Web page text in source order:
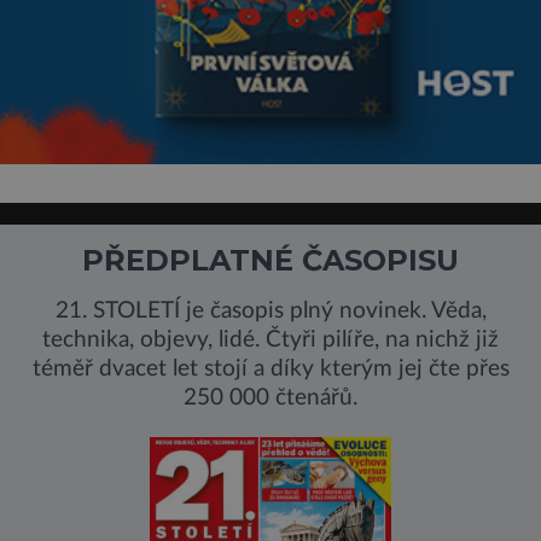
PŘEDPLATNÉ ČASOPISU
21. STOLETÍ je časopis plný novinek. Věda,
technika, objevy, lidé. Čtyři pilíře, na nichž již
téměř dvacet let stojí a díky kterým jej čte přes
250 000 čtenářů.